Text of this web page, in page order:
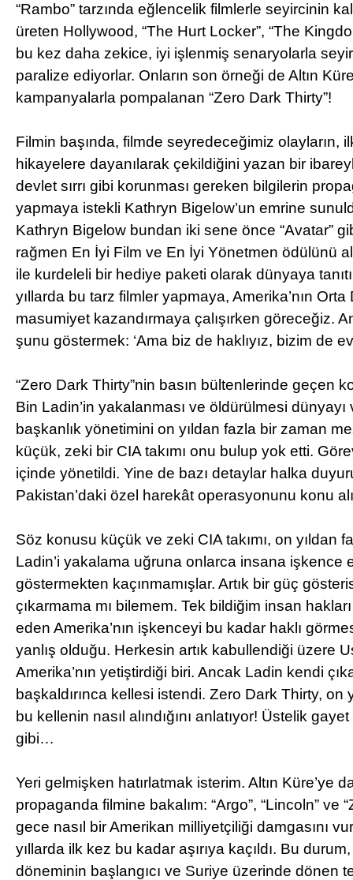
“Rambo” tarzında eğlencelik filmlerle seyircinin
üreten Hollywood, “The Hurt Locker”, “The
bu kez daha zekice, iyi işlenmiş senaryolarla
paralize ediyorlar. Onların son örneği de Altın
kampanyalarla pompalanan “Zero Dark Thirty”!
Filmin başında, filmde seyredeceğimiz olayların,
hikayelere dayanılarak çekildiğini yazan bir
devlet sırrı gibi korunması gereken bilgilerin
yapmaya istekli Kathryn Bigelow’un emrine
Kathryn Bigelow bundan iki sene önce “Avatar”
rağmen En İyi Film ve En İyi Yönetmen ödülünü
ile kurdeleli bir hediye paketi olarak dünyaya
yıllarda bu tarz filmler yapmaya, Amerika’nın Orta
masumiyet kazandırmaya çalışırken göreceğiz.
şunu göstermek: ‘Ama biz de haklıyız, bizim de
“Zero Dark Thirty”nin basın bültenlerinde geçen
Bin Ladin’in yakalanması ve öldürülmesi
başkanlık yönetimini on yıldan fazla bir zaman
küçük, zeki bir CIA takımı onu bulup yok etti.
içinde yönetildi. Yine de bazı detaylar halka
Pakistan’daki özel harekât operasyonunu konu
Söz konusu küçük ve zeki CIA takımı, on yıldan
Ladin’i yakalama uğruna onlarca insana işkence
göstermekten kaçınmamışlar. Artık bir güç
çıkarmama mı bilemem. Tek bildiğim insan
eden Amerika’nın işkenceyi bu kadar haklı
yanlış olduğu. Herkesin artık kabullendiği üzere
Amerika’nın yetiştirdiği biri. Ancak Ladin kendi
başkaldırınca kellesi istendi. Zero Dark Thirty, on
bu kellenin nasıl alındığını anlatıyor! Üstelik
gibi…
Yeri gelmişken hatırlatmak isterim. Altın Küre’ye
propaganda filmine bakalım: “Argo”, “Lincoln” ve
gece nasıl bir Amerikan milliyetçiliği damgasını
yıllarda ilk kez bu kadar aşırıya kaçıldı. Bu
döneminin başlangıcı ve Suriye üzerinde dönen